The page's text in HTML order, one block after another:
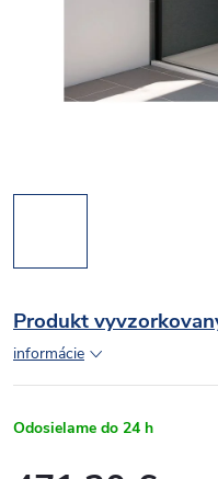
Produkt
informácie
Odosielame do 24 h